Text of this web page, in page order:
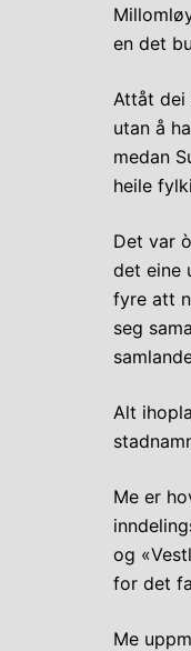
en det
Attåt dei
utan å
medan
heile
Det var
det eine
fyre att
seg
Alt
Me er
og
for det
Me